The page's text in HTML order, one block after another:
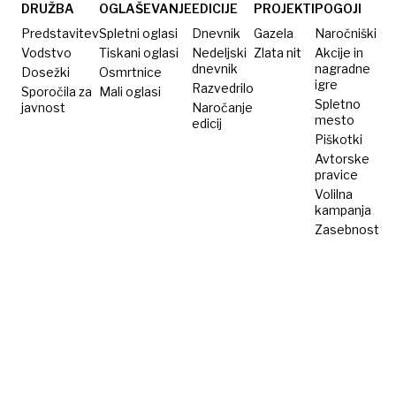
možnosti?
DRUŽBA
Predstavitev
Vodstvo
Dosežki
Sporočila za
javnost
OGLAŠEVANJE
Spletni oglasi
Tiskani oglasi
Osmrtnice
Mali oglasi
EDICIJE
Dnevnik
Nedeljski
dnevnik
Razvedrilo
Naročanje
edicij
PROJEKTI
Gazela
Zlata nit
POGOJI
Naročniški
Akcije in
nagradne
igre
Spletno
mesto
Piškotki
Avtorske
pravice
Volilna
kampanja
Zasebnost